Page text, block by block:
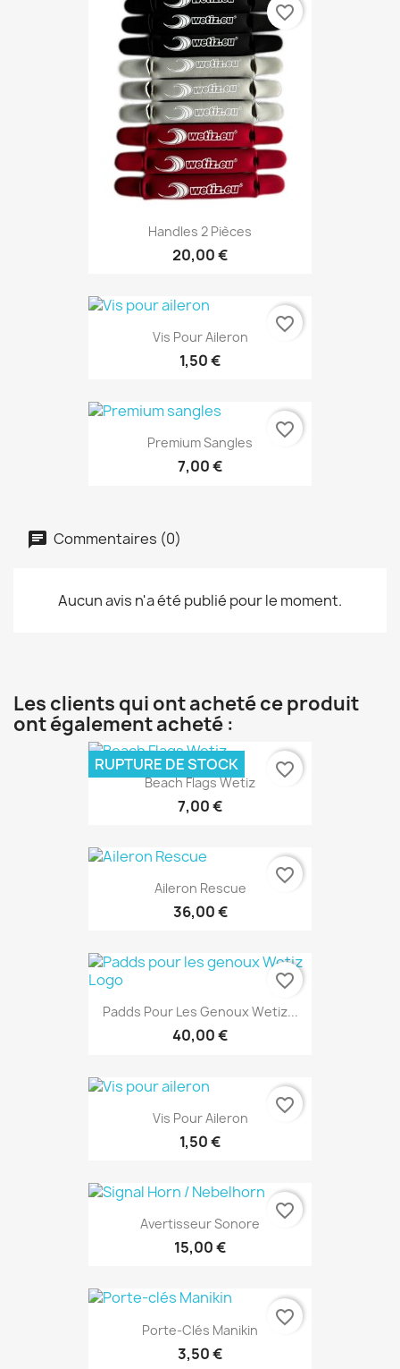
Handles 2 Pièces
20,00 €
favorite_border
Vis Pour Aileron
1,50 €
favorite_border
Premium Sangles
7,00 €
favorite_border
Commentaires (0)
Aucun avis n'a été publié pour le moment.
Les clients qui ont acheté ce produit
ont également acheté :
Beach Flags Wetiz
7,00 €
RUPTURE DE STOCK favorite_border
Aileron Rescue
36,00 €
favorite_border
Padds Pour Les Genoux Wetiz...
40,00 €
favorite_border
Vis Pour Aileron
1,50 €
favorite_border
Avertisseur Sonore
15,00 €
favorite_border
Porte-Clés Manikin
3,50 €
favorite_border